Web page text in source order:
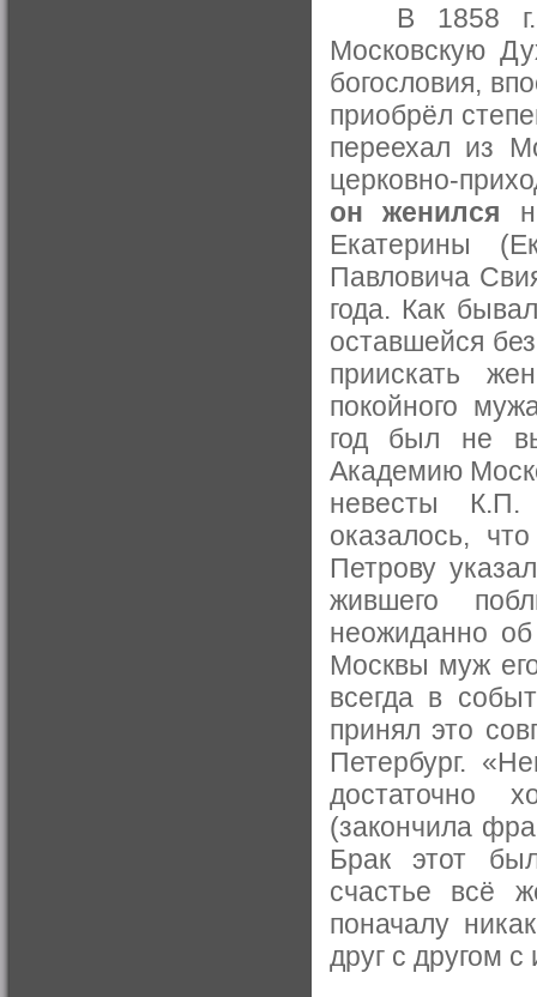
В 1858 г.
Московскую
богословия,
приобрёл
переехал из
церковно-
он женился
Екатерины
Павловича
года. Как
оставшейся
приискать
покойного
год был не
Академию
невесты
оказалось,
Петрову
жившего
неожиданно
Москвы муж
всегда в
принял это
Петербург.
достаточно
(закончила
Брак этот
счастье всё
поначалу
друг с другом